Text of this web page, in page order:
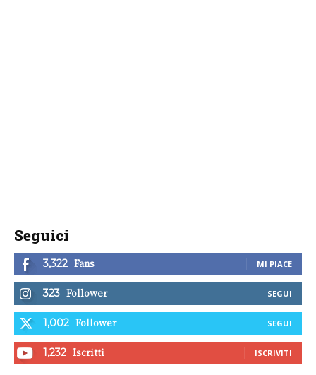
Seguici
3,322 Fans MI PIACE
323 Follower SEGUI
1,002 Follower SEGUI
1,232 Iscritti ISCRIVITI